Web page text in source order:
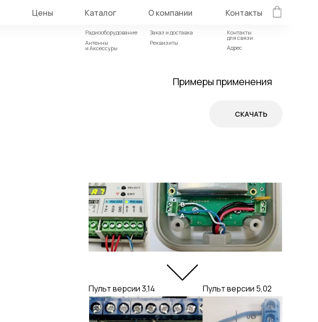
Контакты
О компании
Каталог
Цены
Адрес
Реквизиты
Контакты
для связи
Заказ и доставка
Антенны
и Аксессуры
Радиооборудование
Адрес
Реквизиты
Контакты
для связи
Заказ и доставка
Антенны
и Аксессуры
Радиооборудование
Примеры применения
Пульт версии 5,02
Пульт версии 3,14
СКАЧАТЬ